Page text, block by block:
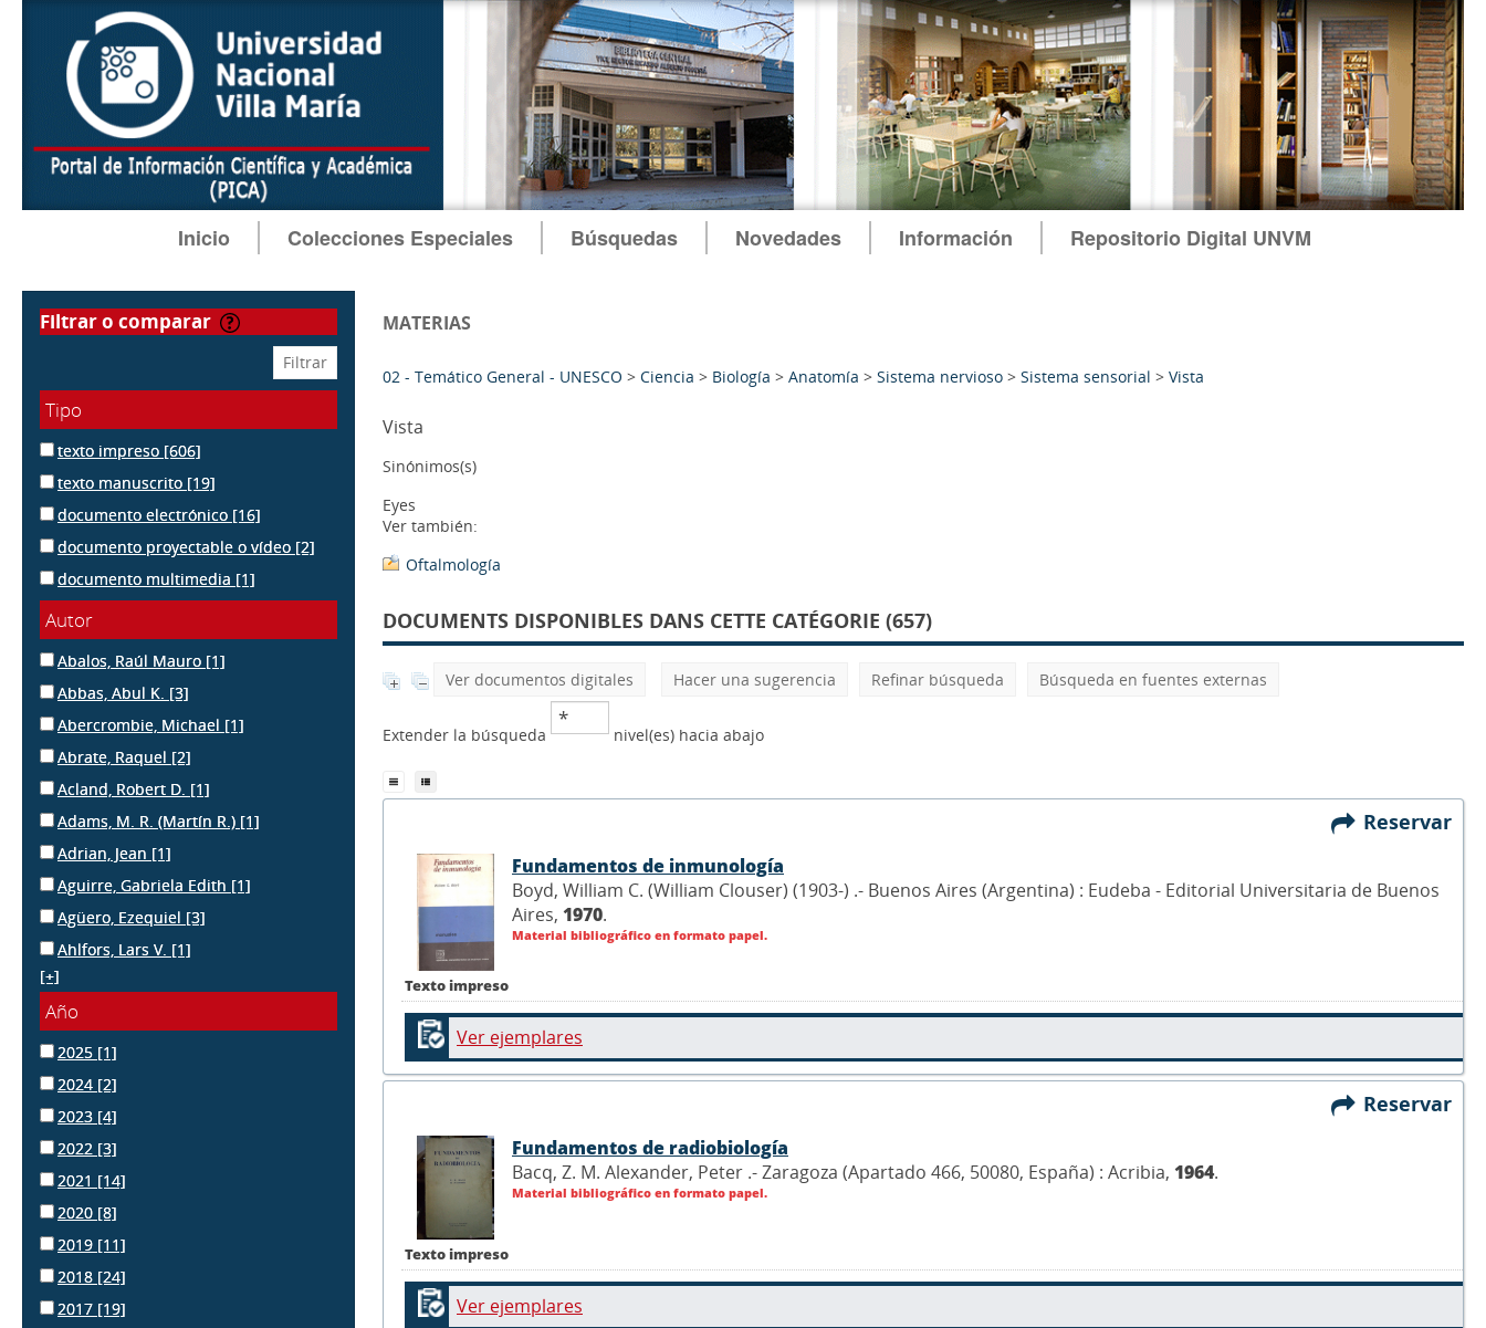
Inicio Colecciones Especiales Búsquedas Novedades Información Repositorio Digital UNVM
filtrar o comparar
Tipo
texto impreso [606]
texto manuscrito [19]
documento electrónico [16]
documento proyectable o vídeo [2]
documento multimedia [1]
Autor
Abalos, Raúl Mauro [1]
Abbas, Abul K. [3]
Abercrombie, Michael [1]
Abrate, Raquel [2]
Acland, Robert D. [1]
Adams, M. R. (Martín R.) [1]
Adrian, Jean [1]
Aguirre, Gabriela Edith [1]
Agüero, Ezequiel [3]
Ahlfors, Lars V. [1]
[+]
Año
2025 [1]
2024 [2]
2023 [4]
2022 [3]
2021 [14]
2020 [8]
2019 [11]
2018 [24]
2017 [19]
MATERIAS
02 - Temático General - UNESCO > Ciencia > Biología > Anatomía > Sistema nervioso > Sistema sensorial > Vista
Vista
Sinónimos(s)
Eyes
Ver también:
Oftalmología
DOCUMENTS DISPONIBLES DANS CETTE CATÉGORIE (657)
Ver documentos digitales Hacer una sugerencia Refinar búsqueda Búsqueda en fuentes externas
Extender la búsqueda nivel(es) hacia abajo
Reservar
Texto impreso
Fundamentos de inmunología
Boyd, William C. (William Clouser) (1903-) .- Buenos Aires (Argentina) : Eudeba - Editorial Universitaria de Buenos
Aires, 1970.
Material bibliográfico en formato papel.
Ver ejemplares
Reservar
Texto impreso
Fundamentos de radiobiología
Bacq, Z. M. Alexander, Peter .- Zaragoza (Apartado 466, 50080, España) : Acribia, 1964.
Material bibliográfico en formato papel.
Ver ejemplares